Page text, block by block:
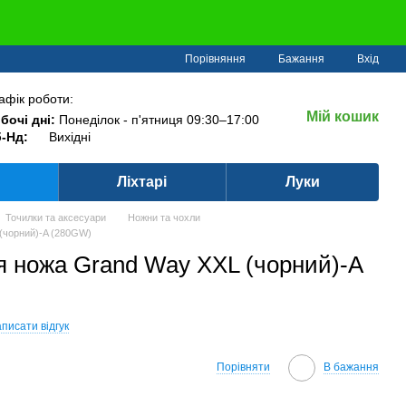
Порівняння Бажання Вхід
роботи:
дні: Понеділок - п'ятниця 09:30–17:00
Нд:
Вихідні
Мій кошик
Ліхтарі Луки
Точилки та аксесуари
Ножни та чохли
A (280GW)
ножа Grand Way XXL (чорний)-A
відгук
Порівняти В бажання